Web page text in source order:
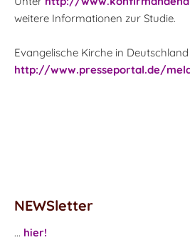
weitere Informationen zur Studie.
Evangelische Kirche in Deutschland
http://www.presseportal.de/
NEWSletter
... hier!